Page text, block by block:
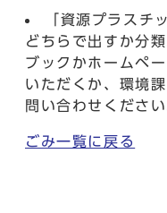
「資源プラスチ
どちらで出すか分
ブックかホームペ
いただくか、環境
問い合わせください
ごみ一覧に戻る